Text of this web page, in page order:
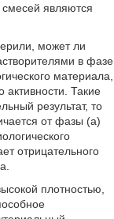
являются
может ли
в фазе
материала,
Такие
результат, то
от фазы (а)
отрицательного
плотностью,